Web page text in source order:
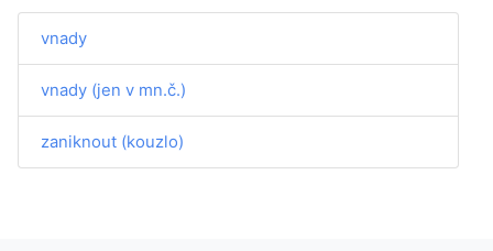
vnady
vnady (jen v mn.č.)
zaniknout (kouzlo)